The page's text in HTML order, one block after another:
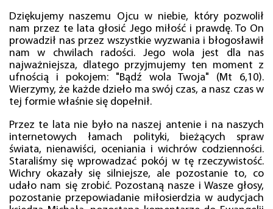
Dziękujemy naszemu Ojcu w niebie, który pozwolił
nam przez te lata głosić Jego miłość i prawdę. To On
prowadził nas przez wszystkie wyzwania i błogosławił
nam w chwilach radości. Jego wola jest dla nas
najważniejsza, dlatego przyjmujemy ten moment z
ufnością i pokojem: "Bądź wola Twoja" (Mt 6,10).
Wierzymy, że każde dzieło ma swój czas, a nasz czas w
tej formie właśnie się dopełnił.
Przez te lata nie było na naszej antenie i na naszych
internetowych łamach polityki, bieżących spraw
świata, nienawiści, oceniania i wichrów codzienności.
Staraliśmy się wprowadzać pokój w tę rzeczywistość.
Wichry okazały się silniejsze, ale pozostanie to, co
udało nam się zrobić. Pozostaną nasze i Wasze głosy,
pozostanie przepowiadanie miłosierdzia w audycjach